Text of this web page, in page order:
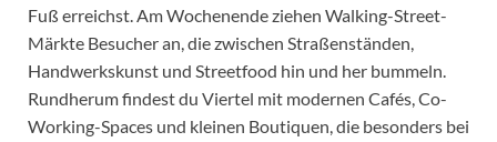
Fuß erreichst. Am Wochenende ziehen Walking-Street-
Märkte Besucher an, die zwischen Straßenständen,
Handwerkskunst und Streetfood hin und her bummeln.
Rundherum findest du Viertel mit modernen Cafés, Co-
Working-Spaces und kleinen Boutiquen, die besonders bei